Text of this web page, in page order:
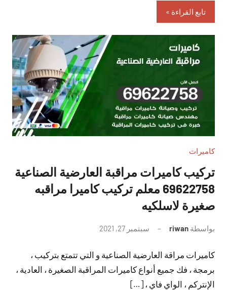
تابع القراءة
كاميرات
تركيب كاميرات مراقبة العارضية الصناعية
69622758 معلم تركيب كاميرا مراقبه
صغيرة لاسلكيه
بواسطة riwan سبتمبر 27, 2021
تعليقات
كاميرات مراقة العارضية الصناعية و التي تتمتع بتركيب ،
برمجة ، فك جميع أنواع كاميرات المراقبة الصغيرة ، العادية ،
الإنتركم ، الواي فاي ، […]